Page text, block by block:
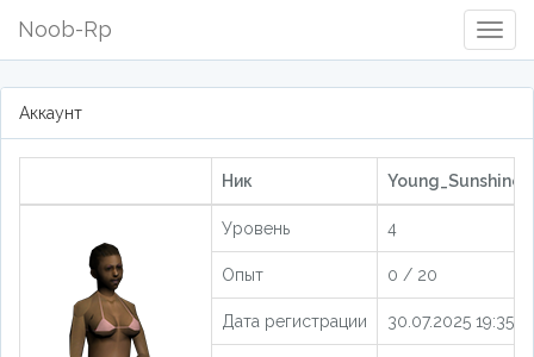
Noob-Rp
Аккаунт
Ник Young_Sunshine
Уровень 4
Опыт 0 / 20
Дата регистрации 30.07.2025